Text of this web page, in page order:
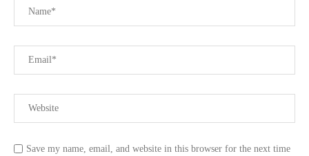
Save my name, email, and website in this browser for the next time